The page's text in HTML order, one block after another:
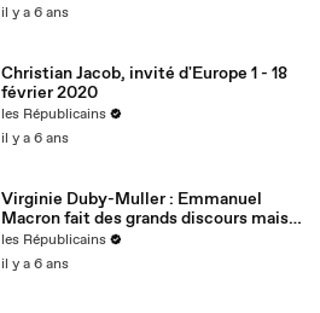
il y a 6 ans
Christian Jacob, invité d'Europe 1 - 18
février 2020
les Républicains
il y a 6 ans
Virginie Duby-Muller : Emmanuel
Macron fait des grands discours mais
nous voulons des actes !
les Républicains
il y a 6 ans